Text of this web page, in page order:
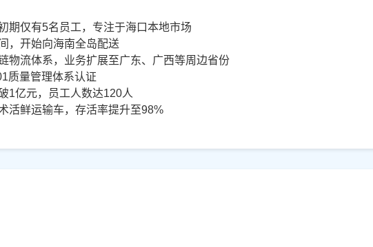
期仅有5名员工，专注于海口本地市场
，开始向海南全岛配送
物流体系，业务扩展至广东、广西等周边省份
质量管理体系认证
1亿元，员工人数达120人
活鲜运输车，存活率提升至98%